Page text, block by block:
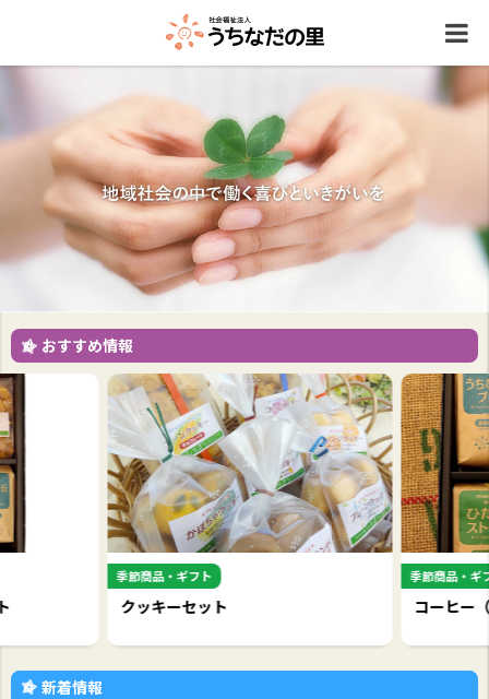
おすすめ情報
季節商品・ギフト
クッキーセット
季節商品・ギ
コーヒー
新着情報